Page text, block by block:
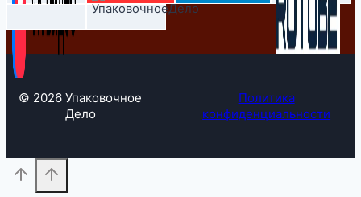
© 2026 Упаковочное
Дело
Политика
конфиденциальности